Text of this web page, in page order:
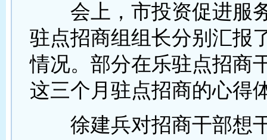
会上，市投资促进服
驻点招商组组长分别汇报
情况。部分在乐驻点招商
这三个月驻点招商的心得
徐建兵对招商干部想